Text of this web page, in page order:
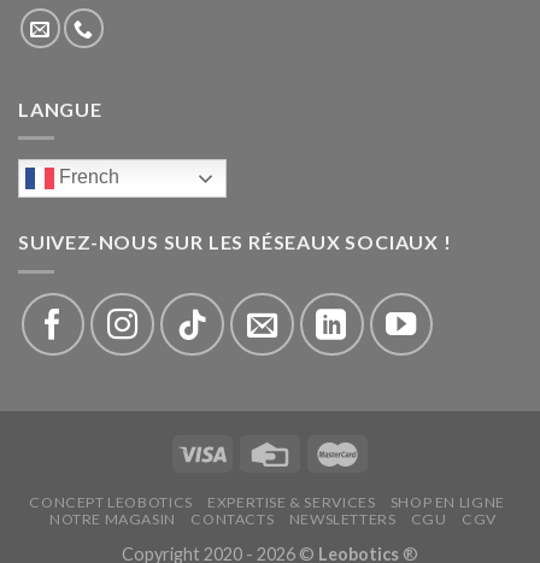
LANGUE
French
SUIVEZ-NOUS SUR LES RÉSEAUX SOCIAUX !
CONCEPT LEOBOTICS EXPERTISE & SERVICES
SHOP EN LIGNE
NOTRE MAGASIN
CONTACTS NEWSLETTERS CGU CGV
Copyright 2020 - 2026 © Leobotics ®